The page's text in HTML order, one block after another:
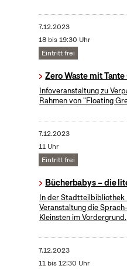
7.12.2023
18 bis 19:30 Uhr
Eintritt frei
Zero Waste mit
Infoveranstaltung zu
Rahmen von "Floating
7.12.2023
11 Uhr
Eintritt frei
Bücherbabys – die
In der Stadtteilbibliothek
Veranstaltung die
Kleinsten im Vordergrund.
7.12.2023
11 bis 12:30 Uhr